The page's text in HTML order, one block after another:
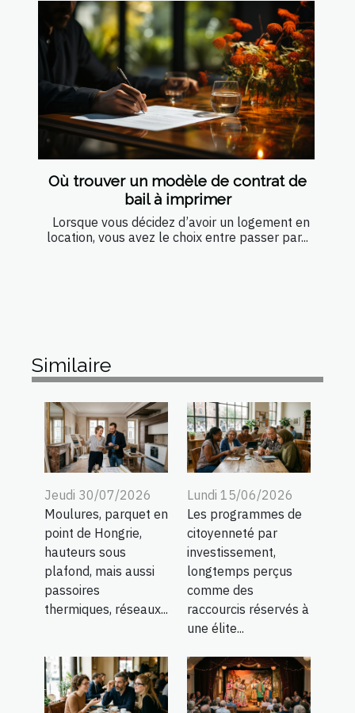
Où trouver un modèle de contrat de
bail à imprimer
Lorsque vous décidez d’avoir un logement en
location, vous avez le choix entre passer par...
Similaire
Jeudi 30/07/2026
Moulures, parquet en
point de Hongrie,
hauteurs sous
plafond, mais aussi
passoires
thermiques, réseaux...
Lundi 15/06/2026
Les programmes de
citoyenneté par
investissement,
longtemps perçus
comme des
raccourcis réservés à
une élite...